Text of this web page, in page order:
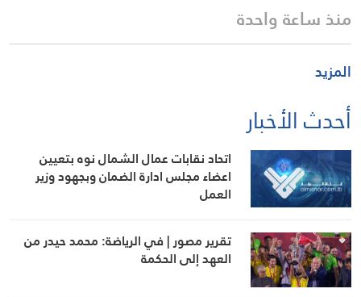
منذ ساعة واحدة
المزيد
أحدث الأخبار
اتحاد نقابات عمال الشمال نوه بتعيين
اعضاء مجلس ادارة الضمان وبجهود وزير
العمل
تقرير مصور | في الرياضة: محمد حيدر من
العهد إلى الحكمة